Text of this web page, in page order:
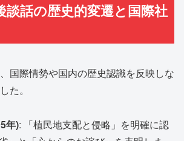
談話の歴史的変遷と国際社
国際情勢や国内の歴史認識を反映しな
た。
年): 「植民地支配と侵略」を明確に認